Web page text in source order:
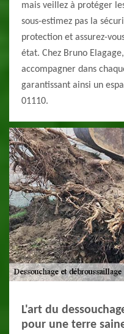
mais veillez à protéger
sous-estimez pas la
protection et assurez-
état. Chez Bruno
accompagner dans
garantissant ainsi un
01110.
L'art du
pour une terre